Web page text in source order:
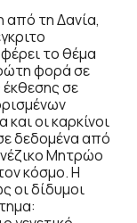
από τη Δανία,
το θέμα
φορά σε
έκθεσης σε
οι καρκίνοι
δεδομένα από
Μητρώο
κόσμο. Η
οι δίδυμοι